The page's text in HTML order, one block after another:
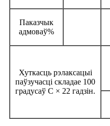
Паказчык
адмоваў%
Хуткасць рэлаксацыі
паўзучасці складае 100
градусаў C × 22 гадзін.